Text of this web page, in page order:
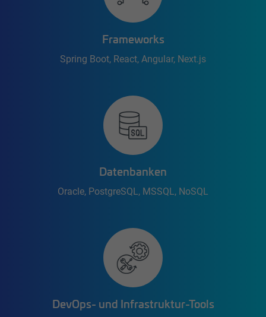
Frameworks
Spring Boot, React, Angular, Next.js
Datenbanken
Oracle, PostgreSQL, MSSQL, NoSQL
DevOps- und Infrastruktur-Tools